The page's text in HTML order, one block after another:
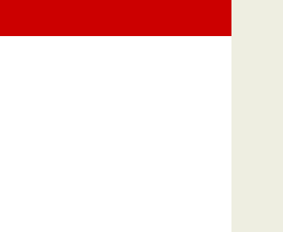
การช่วยเหลือผู้ประสบภัยทางทะเลและการปฏิ